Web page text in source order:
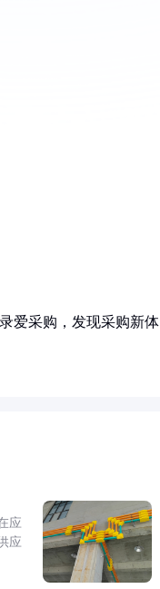
爱采购，发现采购新体
应
应